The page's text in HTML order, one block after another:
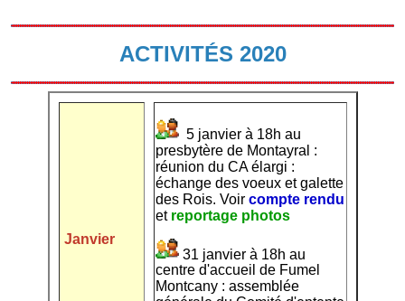
ACTIVITÉS 2020
Janvier
5 janvier à 18h au
presbytère de Montayral :
réunion du CA élargi :
échange des voeux et galette
des Rois. Voir compte rendu
et reportage photos
31 janvier à 18h au
centre d'accueil de Fumel
Montcany : assemblée